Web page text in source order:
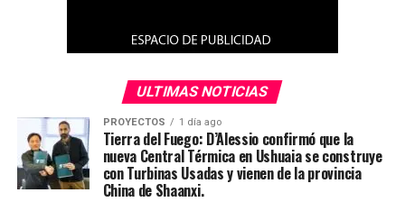
ULTIMAS NOTICIAS
PROYECTOS 1 día ago
Tierra del Fuego: D’Alessio confirmó que la
nueva Central Térmica en Ushuaia se construye
con Turbinas Usadas y vienen de la provincia
China de Shaanxi.